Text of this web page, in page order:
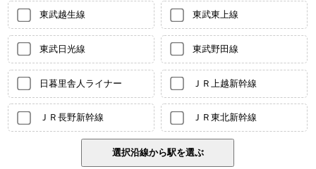
東武越生線 東武東上線
東武日光線 東武野田線
日暮里舎人ライナー ＪＲ上越新幹線
ＪＲ長野新幹線 ＪＲ東北新幹線